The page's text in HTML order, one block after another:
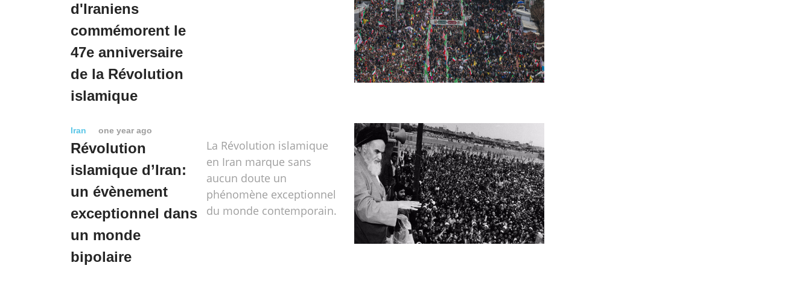
d'Iraniens
commémorent le
47e anniversaire
de la Révolution
islamique
Iran one year ago
Révolution
islamique d’Iran:
un évènement
exceptionnel dans
un monde
bipolaire
La Révolution islamique
en Iran marque sans
aucun doute un
phénomène exceptionnel
du monde contemporain.